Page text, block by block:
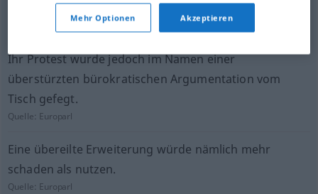
Grund zu sehen.
Ihr Protest wurde jedoch im Namen einer
überstürzten bürokratischen Argumentation vom
Tisch gefegt.
Quelle: Europarl
Eine übereilte Erweiterung würde nämlich mehr
schaden als nutzen.
Quelle: Europarl
Mehr Optionen Akzeptieren